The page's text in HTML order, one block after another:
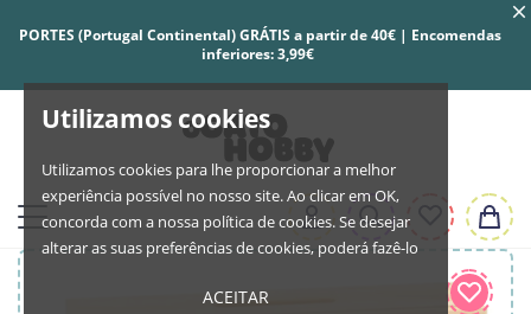
Utilizamos cookies
Utilizamos cookies para lhe proporcionar a melhor
experiência possível no nosso site. Ao clicar em OK,
concorda com a nossa política de cookies. Se desejar
alterar as suas preferências de cookies, poderá fazê-lo
ACEITAR
PORTES (Portugal Continental) GRÁTIS a partir de 40€ | Encomendas
inferiores: 3,99€